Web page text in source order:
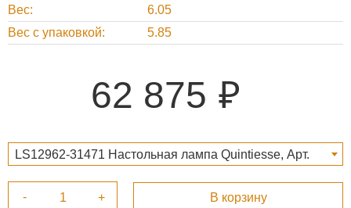
Вес
6.05
Вес с упаковкой
5.85
62 875
LS12962-31471 Настольная лампа Quintiesse, Арт.